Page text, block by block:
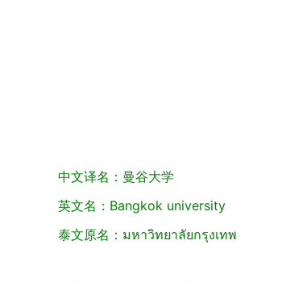
中文译名：曼谷大学
英文名：Bangkok university
泰文原名：มหาวิทยาลัยกรุงเทพ